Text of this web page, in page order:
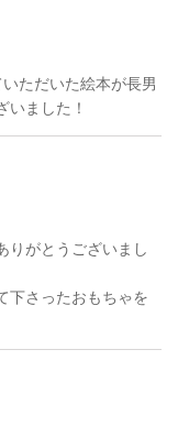
ただいた絵本が長男
ました！
りがとうございまし
下さったおもちゃを